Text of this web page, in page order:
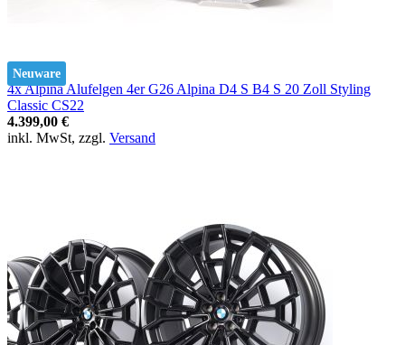
Neuware
4x Alpina Alufelgen 4er G26 Alpina D4 S B4 S 20 Zoll Styling
Classic CS22
4.399,00 €
inkl. MwSt, zzgl. Versand